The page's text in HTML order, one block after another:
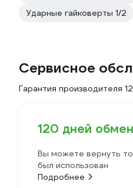
Ударные гайковерты 1/2
Сервисное
Гарантия производителя
120 дней
Вы можете вернуть
был использован
Подробнее